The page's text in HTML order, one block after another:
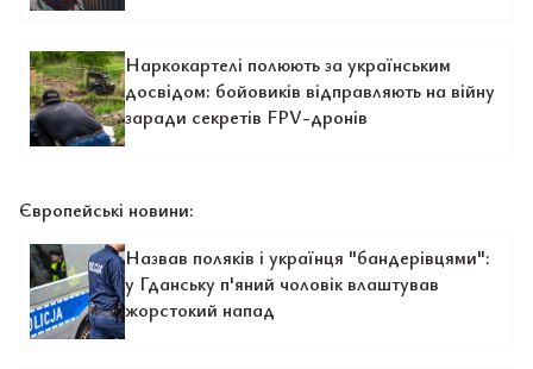
Наркокартелі полюють за українським
досвідом: бойовиків відправляють на війну
заради секретів FPV-дронів
Європейські новини:
Назвав поляків і українця "бандерівцями":
у Гданську п'яний чоловік влаштував
жорстокий напад